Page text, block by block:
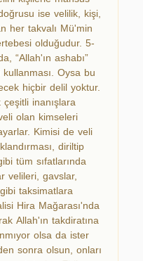
ise velilik, kişi,
her takvalı Mü'min
olduğudur. 5-
“Allah'ın ashabı”
Oysa bu
hiçbir delil yoktur.
inanışlara
olan kimseleri
Kimisi de veli
diriltip
tüm sıfatlarında
velileri, gavslar,
taksimatlara
Hira Mağarası'nda
Allah'ın takdiratına
olsa da ister
sonra olsun, onları